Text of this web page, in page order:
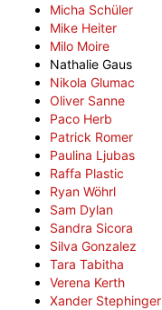
Micha Schüler
Mike Heiter
Milo Moire
Nathalie Gaus
Nikola Glumac
Oliver Sanne
Paco Herb
Patrick Romer
Paulina Ljubas
Raffa Plastic
Ryan Wöhrl
Sam Dylan
Sandra Sicora
Silva Gonzalez
Tara Tabitha
Verena Kerth
Xander Stephinger